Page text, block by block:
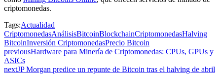
criptomonedas.
Tags:Actualidad
CriptomonedasAnálisisBitcoinBlockchainCriptomonedasHalving
BitcoinInversión CriptomonedasPrecio Bitcoin
previousHardware para Minería de Criptomonedas: CPUs, GPUs y
ASICs
nextJP Morgan predice un repunte de Bitcoin tras el halving de abril